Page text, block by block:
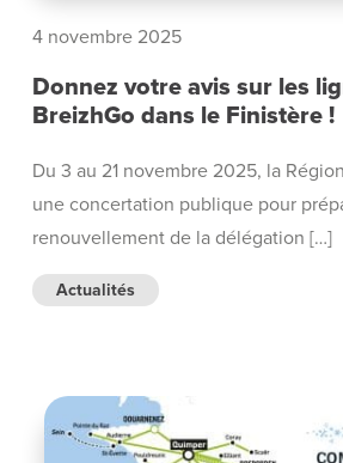
4 novembre 2025
Donnez votre avis sur les
BreizhGo dans le Finistère !
Du 3 au 21 novembre 2025, la
une concertation publique pour
renouvellement de la délégation […]
Actualités